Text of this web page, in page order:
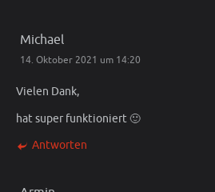
Michael
14. Oktober 2021 um 14:20
Vielen Dank,
hat super funktioniert 🙂
Antworten